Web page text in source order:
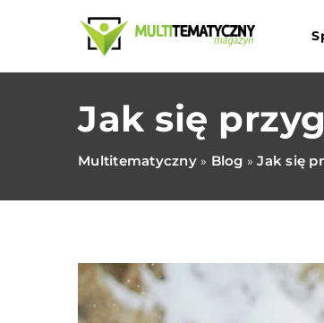
Jak się
Multitematyczny» Blog »Jak się